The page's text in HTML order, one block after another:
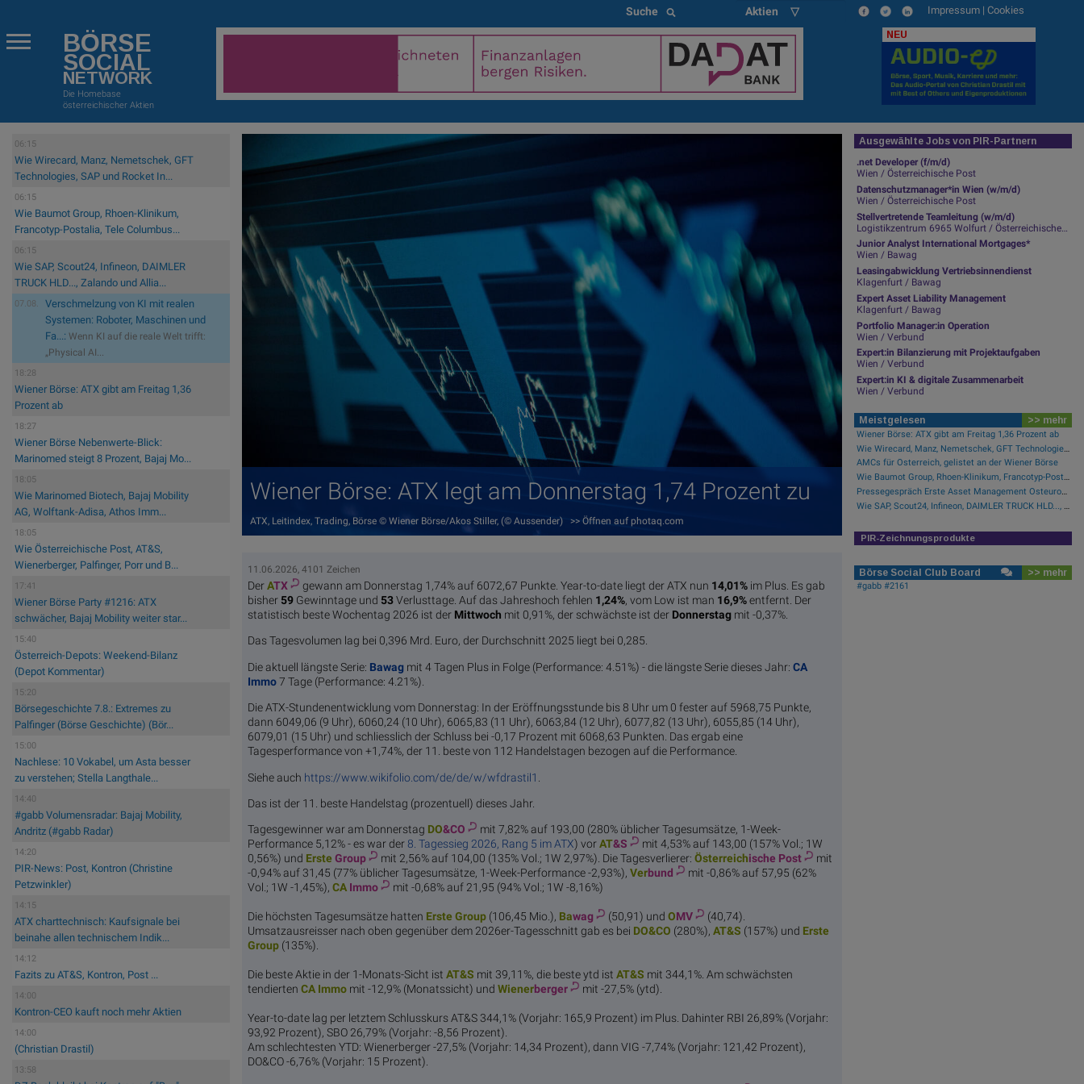
Suche Aktien ▽ Impressum | Cookies
BÖRSE
SOCIAL
NETWORK
Die Homebase
österreichischer Aktien
NEU
06:15
Wie Wirecard, Manz, Nemetschek, GFT
Technologies, SAP und Rocket In...
06:15
Wie Baumot Group, Rhoen-Klinikum,
Francotyp-Postalia, Tele Columbus...
06:15
Wie SAP, Scout24, Infineon, DAIMLER
TRUCK HLD..., Zalando und Allia...
07.08.
Verschmelzung von KI mit realen
Systemen: Roboter, Maschinen und
Fa...: Wenn KI auf die reale Welt trifft:
„Physical AI...
18:28
Wiener Börse: ATX gibt am Freitag 1,36
Prozent ab
18:27
Wiener Börse Nebenwerte-Blick:
Marinomed steigt 8 Prozent, Bajaj Mo...
18:05
Wie Marinomed Biotech, Bajaj Mobility
AG, Wolftank-Adisa, Athos Imm...
18:05
Wie Österreichische Post, AT&S,
Wienerberger, Palfinger, Porr und B...
17:41
Wiener Börse Party #1216: ATX
schwächer, Bajaj Mobility weiter star...
15:40
Österreich-Depots: Weekend-Bilanz
(Depot Kommentar)
15:20
Börsegeschichte 7.8.: Extremes zu
Palfinger (Börse Geschichte) (Bör...
15:00
Nachlese: 10 Vokabel, um Asta besser
zu verstehen; Stella Langthale...
14:40
#gabb Volumensradar: Bajaj Mobility,
Andritz (#gabb Radar)
14:20
PIR-News: Post, Kontron (Christine
Petzwinkler)
14:15
ATX charttechnisch: Kaufsignale bei
beinahe allen technischem Indik...
14:12
Fazits zu AT&S, Kontron, Post ...
14:00
Kontron-CEO kauft noch mehr Aktien
14:00
(Christian Drastil)
13:58
Wiener Börse: ATX legt am Donnerstag 1,74 Prozent zu
ATX, Leitindex, Trading, Börse © Wiener Börse/Akos Stiller, (© Aussender) >> Öffnen auf photaq.com
11.06.2026, 4101 Zeichen
DerATX gewann am Donnerstag 1,74% auf 6072,67 Punkte. Year-to-date liegt der ATX nun 14,01% im Plus. Es gab
bisher 59 Gewinntage und 53Verlusttage. Auf das Jahreshoch fehlen 1,24%, vom Low ist man 16,9%entfernt. Der
statistisch beste Wochentag 2026 ist der Mittwoch mit 0,91%, der schwächste ist der Donnerstag mit -0,37%.
Das Tagesvolumen lag bei 0,396 Mrd. Euro, der Durchschnitt 2025 liegt bei 0,285.
Die aktuell längste Serie: Bawag mit 4 Tagen Plus in Folge (Performance: 4.51%) - die längste Serie dieses Jahr:CA
Immo7 Tage (Performance: 4.21%).
Die ATX-Stundenentwicklung vom Donnerstag: In der Eröffnungsstunde bis 8 Uhr um 0 fester auf 5968,75 Punkte,
dann 6049,06 (9 Uhr), 6060,24 (10 Uhr), 6065,83 (11 Uhr), 6063,84 (12 Uhr), 6077,82 (13 Uhr), 6055,85 (14 Uhr),
6079,01 (15 Uhr) und schliesslich der Schluss bei -0,17 Prozent mit 6068,63 Punkten. Das ergab eine
Tagesperformance von +1,74%, der 11. beste von 112 Handelstagen bezogen auf die Performance.
Siehe auch https://www.wikifolio.com/de/de/w/wfdrastil1
Das ist der 11. beste Handelstag (prozentuell) dieses Jahr.
Tagesgewinner war am Donnerstag DO&CO
mit 7,82% auf 193,00 (280% üblicher Tagesumsätze, 1-Week-
Performance 5,12% - es war der8. Tagessieg 2026, Rang 5 im ATX) vorAT&S
mit 4,53% auf 143,00 (157% Vol.; 1W
0,56%) und Erste Group mit 2,56% auf 104,00 (135% Vol.; 1W 2,97%). Die Tagesverlierer:Österreichische Post
mit
-0,94% auf 31,45 (77% üblicher Tagesumsätze, 1-Week-Performance -2,93%),Verbund
mit -0,86% auf 57,95 (62%
Vol.; 1W -1,45%),CA Immo mit -0,68% auf 21,95 (94% Vol.; 1W -8,16%)
Die höchsten Tagesumsätze hatten Erste Group (106,45 Mio.), Bawag (50,91) undOMV
(40,74).
Umsatzausreisser nach oben gegenüber dem 2026er-Tagesschnitt gab es bei DO&CO (280%),AT&S (157%) und Erste
Group (135%).
Die beste Aktie in der 1-Monats-Sicht istAT&S mit 39,11%, die beste ytd istAT&S mit 344,1%. Am schwächsten
tendiertenCA Immo mit -12,9% (Monatssicht) undWienerberger mit -27,5% (ytd).
Year-to-date lag per letztem Schlusskurs AT&S 344,1% (Vorjahr: 165,9 Prozent) im Plus. Dahinter RBI 26,89% (Vorjahr:
93,92 Prozent), SBO 26,79% (Vorjahr: -8,56 Prozent).
Am schlechtesten YTD: Wienerberger -27,5% (Vorjahr: 14,34 Prozent), dann VIG -7,74% (Vorjahr: 121,42 Prozent),
DO&CO -6,76% (Vorjahr: 15 Prozent).
Ausgewählte Jobs von PIR-Partnern
.net Developer (f/m/d)
Wien / Österreichische Post
Datenschutzmanager*in Wien (w/m/d)
Wien / Österreichische Post
Stellvertretende Teamleitung (w/m/d)
Logistikzentrum 6965 Wolfurt / Österreichische Post
Junior Analyst International Mortgages*
Wien / Bawag
Leasingabwicklung Vertriebsinnendienst
Klagenfurt / Bawag
Expert Asset Liability Management
Klagenfurt / Bawag
Portfolio Manager:in Operation
Wien / Verbund
Expert:in Bilanzierung mit Projektaufgaben
Wien / Verbund
Expert:in KI & digitale Zusammenarbeit
Wien / Verbund
Meistgelesen >> mehr
Wiener Börse: ATX gibt am Freitag 1,36 Prozent ab
Wie Wirecard, Manz, Nemetschek, GFT Technologies, SAP und Rocket Internet für Gesprächsstoff sorgten
AMCs für Österreich, gelistet an der Wiener Börse
Wie Baumot Group, Rhoen-Klinikum, Francotyp-Postalia, Tele Columbus, European Lithium und Lanxess für Gesprächsstoff sorgten
Pressegespräch Erste Asset Management Osteuropa Aktien
Wie SAP, Scout24, Infineon, DAIMLER TRUCK HLD..., Zalando und Allianz für Gesprächsstoff im DAX sorgten
PIR-Zeichnungsprodukte
Börse Social Club Board >> mehr
#gabb #2161